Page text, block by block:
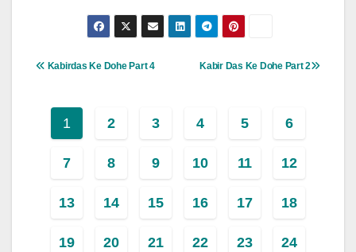
Post
Kabir Das Ke Dohe Part 2
Kabirdas Ke Dohe Part 4
1 2 3 4 5 6
7 8 9 10 11 12
13 14 15 16 17 18
19 20 21 22 23 24